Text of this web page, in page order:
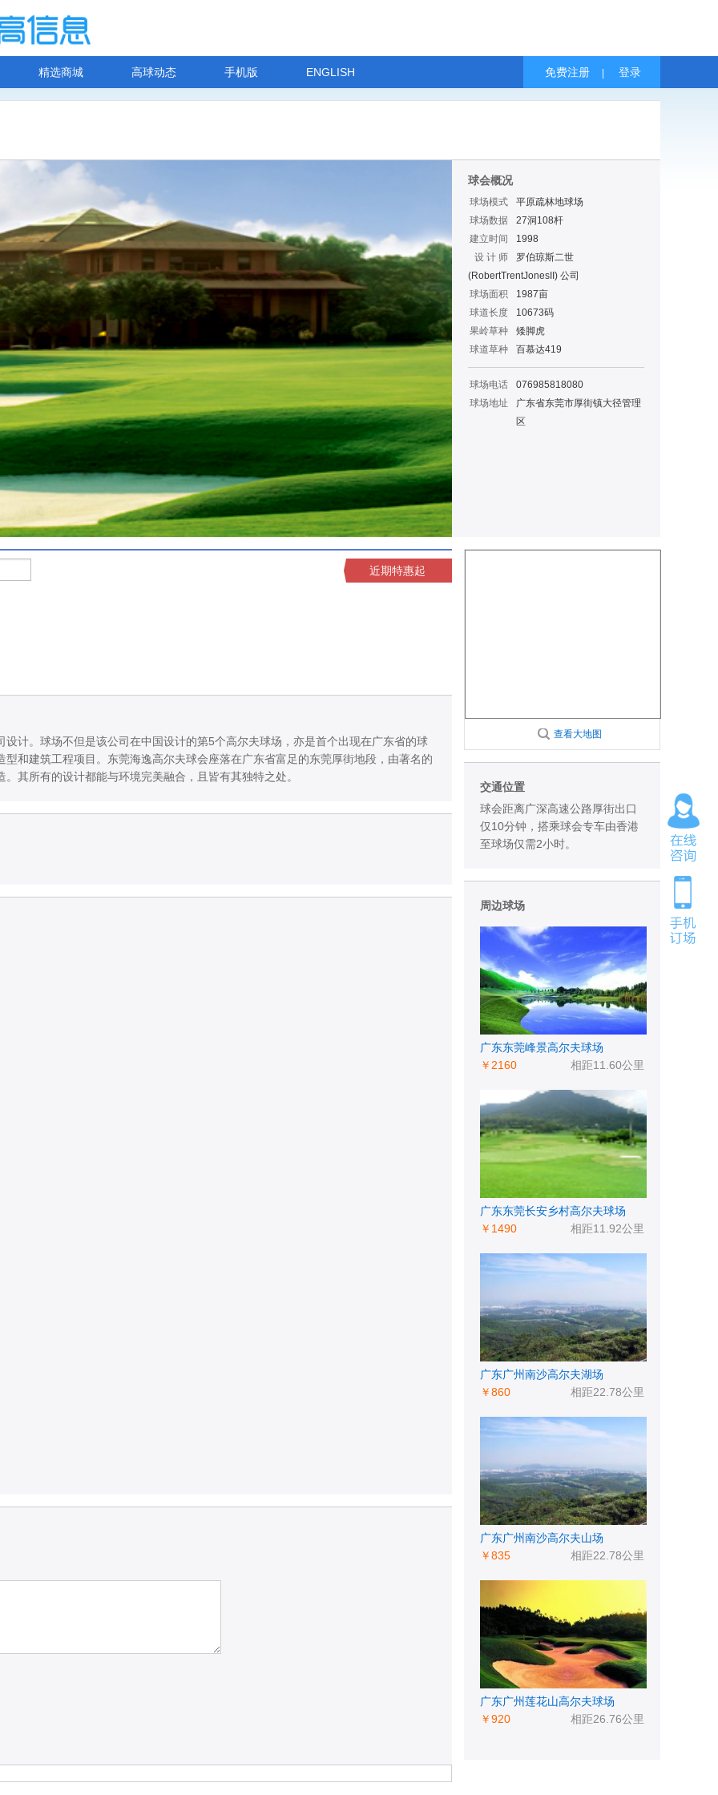
精选商城 高球动态 手机版 ENGLISH 免费注册 登录
球会概况
球场模式
平原疏林地球场
球场数据
27洞108杆
建立时间
1998
设 计 师
罗伯琼斯二世
(RobertTrentJonesII) 公司
球场面积
1987亩
球道长度
10673码
果岭草种
矮脚虎
球道草种
百慕达419
球场电话
076985818080
球场地址
广东省东莞市厚街镇大径管理
区
近期特惠起
计。球场不但是该公司在中国设计的第5个高尔夫球场，亦是首个出现在广东省的球
和建筑工程项目。东莞海逸高尔夫球会座落在广东省富足的东莞厚街地段，由著名的
其所有的设计都能与环境完美融合，且皆有其独特之处。
查看大地图
交通位置
球会距离广深高速公路厚街出口
仅10分钟，搭乘球会专车由香港
至球场仅需2小时。
周边球场
广东东莞峰景高尔夫球场
相距11.60公里
￥2160
广东东莞长安乡村高尔夫球场
相距11.92公里
￥1490
广东广州南沙高尔夫湖场
相距22.78公里
￥860
广东广州南沙高尔夫山场
相距22.78公里
￥835
广东广州莲花山高尔夫球场
相距26.76公里
￥920